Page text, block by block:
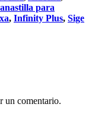
para
, Infinity Plus, Sige
un comentario.